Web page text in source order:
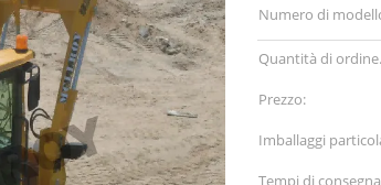
Numero di
Quantità di ordine
minimo:
Prezzo:
Imballaggi
Tempi di